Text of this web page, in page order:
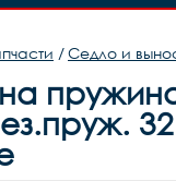
/Седло и